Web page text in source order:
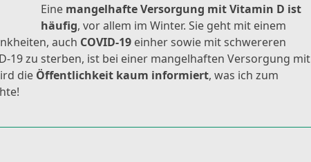
Eine mangelhafte Versorgung mit Vitamin D ist
häufig, vor allem im Winter. Sie geht mit einem
auch COVID-19 einher sowie mit schwereren
19 zu sterben, ist bei einer mangelhaften Versorgung mit
die Öffentlichkeit kaum informiert, was ich zum